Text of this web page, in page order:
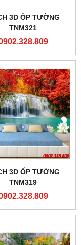
3D ỐP TƯỜNG
TNM321
3D ỐP TƯỜNG
TNM319